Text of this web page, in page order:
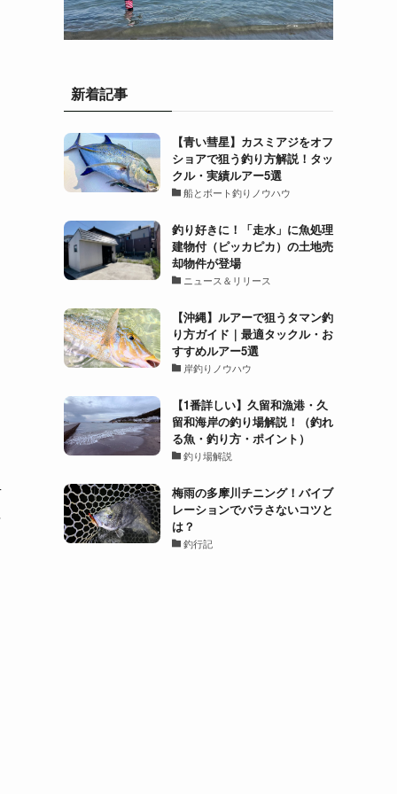
新着記事
【青い彗星】カスミアジをオフ
ショアで狙う釣り方解説！タッ
クル・実績ルアー5選
船とボート釣りノウハウ
釣り好きに！「走水」に魚処理
建物付（ピッカピカ）の土地売
却物件が登場
ニュース＆リリース
【沖縄】ルアーで狙うタマン釣
り方ガイド｜最適タックル・お
すすめルアー5選
岸釣りノウハウ
【1番詳しい】久留和漁港・久
留和海岸の釣り場解説！（釣れ
る魚・釣り方・ポイント）
釣り場解説
梅雨の多摩川チニング！バイブ
レーションでバラさないコツと
は？
釣行記